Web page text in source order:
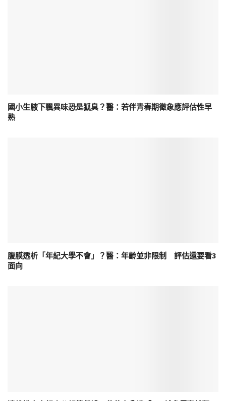
國小生腋下飄異味恐是狐臭？醫：若伴青春期徵象應評估性早
熟
腹膜透析「年紀大學不會」？醫：年齡並非限制 評估還要看3
面向